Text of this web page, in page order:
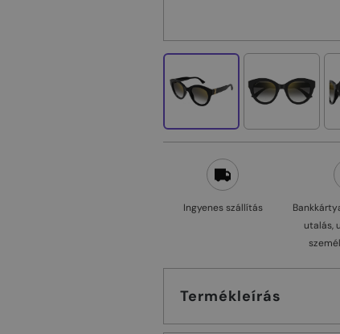
Ingyenes szállítás
utalás,
Termékleírás